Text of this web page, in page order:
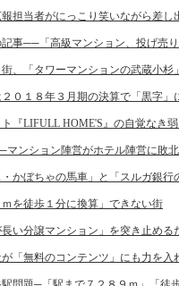
担当者がにっこり笑いながら差し
事──「高級マンション、投げ売
、「タワーマンションの武蔵小杉
０１８年３月期の決算で「黒字」
『LIFULL HOME'S』の自覚なき
マンション陣営がホテル陣営に敗北
かぼちゃの馬車」と「スルガ銀行
を徒歩１分に換算」できない街
い分譲マンション」を突き止める
「無料のコンテンツ」にも力を入